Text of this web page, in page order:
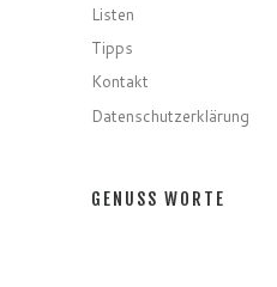
Listen
Tipps
Kontakt
Datenschutzerklärung
GENUSS WORTE